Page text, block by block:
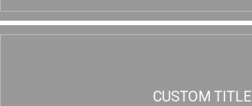
CUSTOM TITLE